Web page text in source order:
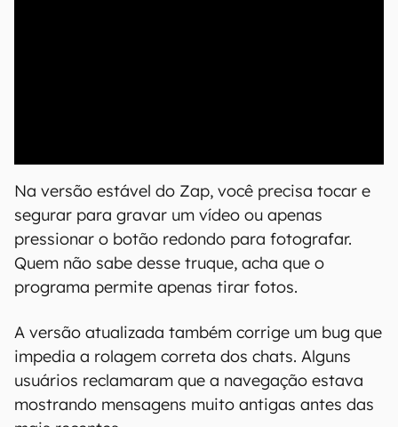
Na versão estável do Zap, você precisa tocar e
segurar para gravar um vídeo ou apenas
pressionar o botão redondo para fotografar.
Quem não sabe desse truque, acha que o
programa permite apenas tirar fotos.
A versão atualizada também corrige um bug que
impedia a rolagem correta dos chats. Alguns
usuários reclamaram que a navegação estava
mostrando mensagens muito antigas antes das